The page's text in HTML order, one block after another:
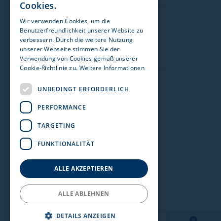
Zulassungsstelle 1170 Wien
Acenta GmbH
Details einblenden
Zulassungsstelle 1230 Wien
Stellantis & You Österreich GmbH
Details einblenden
Zulassungsstelle Amstetten
Hohensteiner Versicherungsmakler GmbH
Details einblenden
Besuchen Sie uns auf:
Impressum
Meldekanal Hinweisgeber
Barrierefreiheit
Cookies.
Wir verwenden Cookies, um die
Benutzerfreundlichkeit unserer Website zu
verbessern. Durch die weitere Nutzung
unserer Webseite stimmen Sie der
Verwendung von Cookies gemäß unserer
Cookie-Richtlinie zu. Weitere Informationen
UNBEDINGT ERFORDERLICH
PERFORMANCE
TARGETING
FUNKTIONALITÄT
ALLE AKZEPTIEREN
ALLE ABLEHNEN
DETAILS ANZEIGEN